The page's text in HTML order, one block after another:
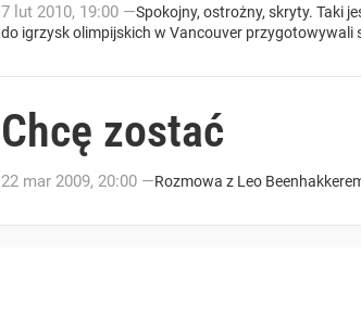
7 lut 2010, 19:00 —Spokojny, ostrożny, skryty. Taki
do igrzysk olimpijskich w Vancouver przygotowywali
Chcę zostać
22 mar 2009, 20:00 —Rozmowa z Leo